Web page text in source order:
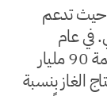
حيث تدعم
في عام
2025، وقعت الشركة مذكرات تفاهم بقيمة 90 مليار
الغاز بنسبة